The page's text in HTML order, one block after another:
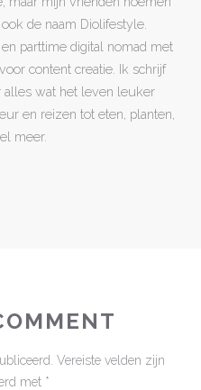
de naam Diolifestyle.
en parttime digital nomad met
content creatie. Ik schrijf
alles wat het leven leuker
en reizen tot eten, planten,
meer.
Vereiste velden zijn
met *